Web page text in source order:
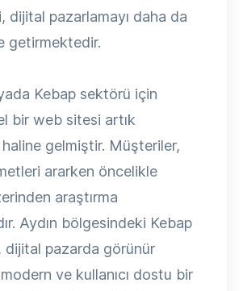
dijital pazarlamayı daha da
getirmektedir.
Kebap sektörü için
bir web sitesi artık
gelmiştir. Müşteriler,
ararken öncelikle
araştırma
Aydın bölgesindeki Kebap
dijital pazarda görünür
ve kullanıcı dostu bir